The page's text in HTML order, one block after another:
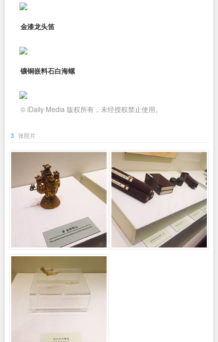
金漆龙头笛
镶铜嵌料石白海螺
© iDaily Media 版权所有，未经授权禁止使用。
3 张照片